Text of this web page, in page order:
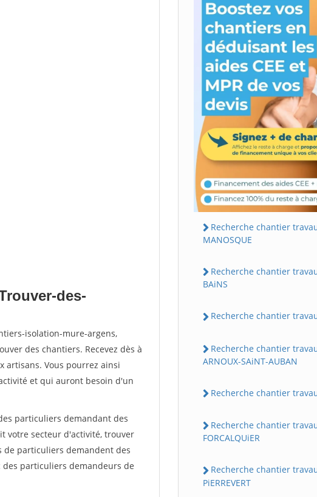
des-
isolation-mure-argens,
des chantiers. Recevez dès à
artisans. Vous pourrez ainsi
et qui auront besoin d'un
particuliers demandant des
votre secteur d'activité, trouver
de particuliers demandent des
particuliers demandeurs de
Recherche chantier
MANOSQUE
Recherche chantier
BAiNS
Recherche chantier
Recherche chantier
ARNOUX-SAiNT-AUBAN
Recherche chantier
Recherche chantier
FORCALQUiER
Recherche chantier
PiERREVERT